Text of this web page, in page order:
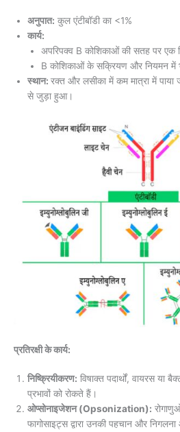
अनुपात: कुल एंटीबॉडी का <1%
कार्य:
अपरिपक्व B कोशिकाओं की सतह पर एक
B कोशिकाओं के सक्रियण और नियमन में
स्थान: रक्त और लसीका में कम मात्रा में
से जुड़ा हुआ।
प्रतिरक्षी के कार्य:
निष्क्रियीकरण: विषाक्त पदार्थों, वायरस या
प्रभावों को रोकते हैं।
ओप्सोनाइजेशन (Opsonization):
फागोसाइट्स द्वारा उनकी पहचान और